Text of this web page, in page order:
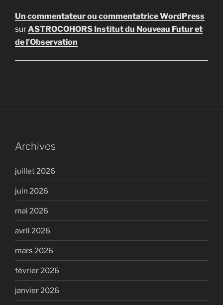
Un commentateur ou commentatrice WordPress
surASTROCOHORS Institut du Nouveau Futur et
de l’Observation
Archives
juillet 2026
juin 2026
mai 2026
avril 2026
mars 2026
février 2026
janvier 2026